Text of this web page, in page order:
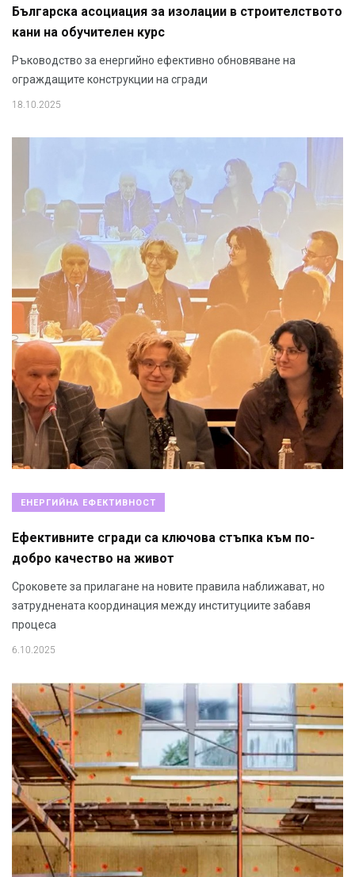
Българска асоциация за изолации в строителството
кани на обучителен курс
Ръководство за енергийно ефективно обновяване на
ограждащите конструкции на сгради
18.10.2025
ЕНЕРГИЙНА ЕФЕКТИВНОСТ
Ефективните сгради са ключова стъпка към по-
добро качество на живот
Сроковете за прилагане на новите правила наближават, но
затруднената координация между институциите забавя
процеса
6.10.2025